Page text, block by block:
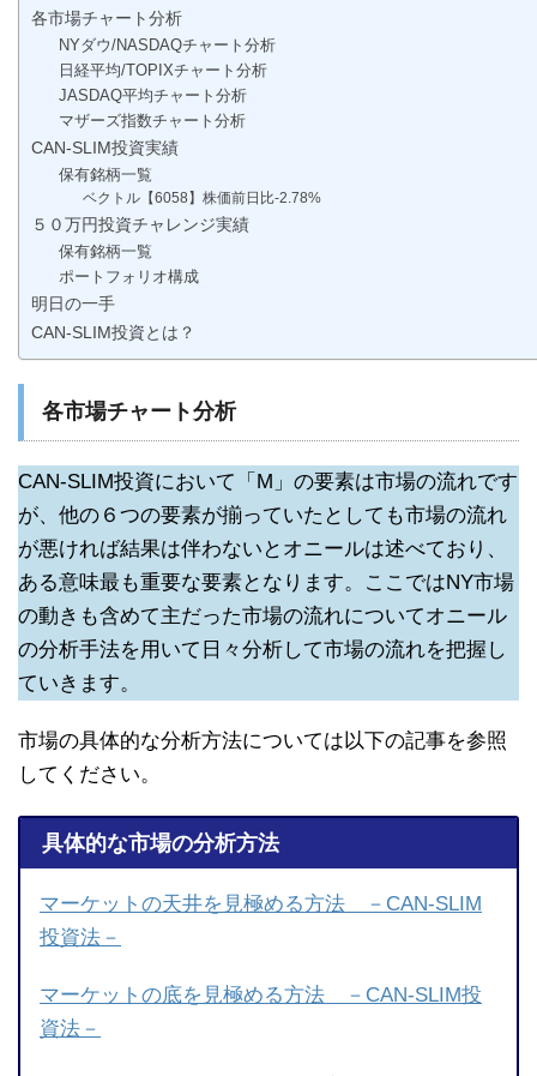
各市場チャート分析
NYダウ/NASDAQチャート分析
日経平均/TOPIXチャート分析
JASDAQ平均チャート分析
マザーズ指数チャート分析
CAN-SLIM投資実績
保有銘柄一覧
ベクトル【6058】株価前日比-2.78%
５０万円投資チャレンジ実績
保有銘柄一覧
ポートフォリオ構成
明日の一手
CAN-SLIM投資とは？
各市場チャート分析
CAN-SLIM投資において「M」の要素は市場の流れです
が、他の６つの要素が揃っていたとしても市場の流れ
が悪ければ結果は伴わないとオニールは述べており、
ある意味最も重要な要素となります。ここではNY市場
の動きも含めて主だった市場の流れについてオニール
の分析手法を用いて日々分析して市場の流れを把握し
ていきます。
市場の具体的な分析方法については以下の記事を参照
してください。
具体的な市場の分析方法
マーケットの天井を見極める方法 －CAN-SLIM
投資法－
マーケットの底を見極める方法 －CAN-SLIM投
資法－